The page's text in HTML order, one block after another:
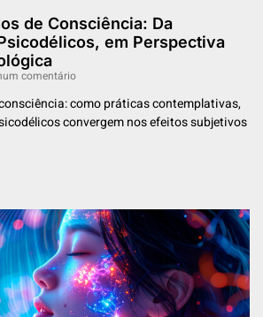
de Consciência: Da
em Perspectiva
comentário
como práticas contemplativas,
convergem nos efeitos subjetivos